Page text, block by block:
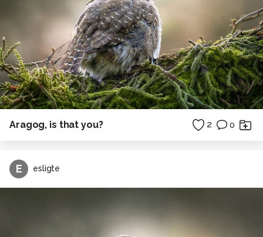
Aragog, is that you? 2 0
E esligte